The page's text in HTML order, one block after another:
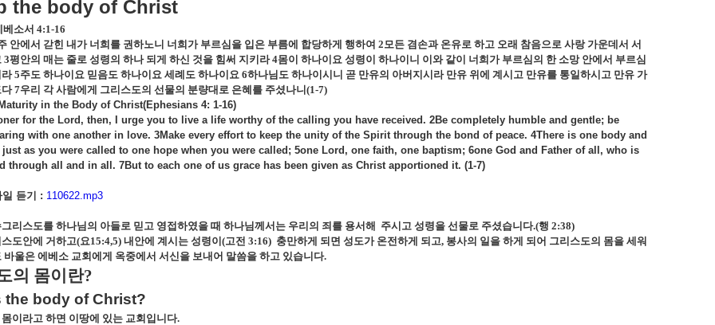
the body of Christ
베소서 4:1-16
안에서 갇힌 내가 너희를 권하노니 너희가 부르심을 입은 부름에 합당하게 행하여 2모든 겸손과 온유로 하고 오래 참음으로 사랑 가운데서 서
3평안의 매는 줄로 성령의 하나 되게 하신 것을 힘써 지키라4몸이 하나이요 성령이 하나이니 이와 같이 너희가 부르심의 한 소망 안에서 부르심
5주도 하나이요 믿음도 하나이요 세례도 하나이요 6하나님도 하나이시니 곧 만유의 아버지시라 만유 위에 계시고 만유를 통일하시고 만유 가
7우리 각 사람에게 그리스도의 선물의 분량대로 은혜를 주셨나니 (1-7)
in the Body of Christ(Ephesians 4: 1-16)
for the Lord, then, I urge you to live a life worthy of the calling you have received. 2Be completely humble and gentle; be
with one another in love. 3Make every effort to keep the unity of the Spirit through the bond of peace. 4There is one body and
as you were called to one hope when you were called; 5one Lord, one faith, one baptism; 6one God and Father of all, who is
through all and in all. 7But to each one of us grace has been given as Christ apportioned it. (1-7)
듣기 : 110622.mp3
리스도를 하나님의 아들로 믿고 영접하였을 때 하나님께서는 우리의 죄를 용서해 주시고 성령을 선물로 주셨습니다.(행 2:38)
도안에 거하고(요15:4,5) 내안에 계시는 성령이 (고전 3:16) 충만하게 되면 성도가 온전하게 되고, 봉사의 일을 하게 되어 그리스도의 몸을 세워
바울은 에베소 교회에게 옥중에서 서신을 보내어 말씀을 하고 있습니다.
의 몸이란?
the body of Christ?
이라고 하면 이땅에 있는 교회입니다.